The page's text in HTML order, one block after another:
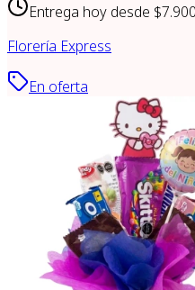
Entrega hoy desde $7.900
Florería Express
En oferta